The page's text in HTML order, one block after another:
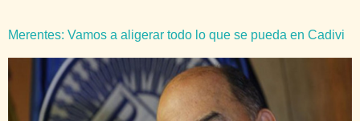
Merentes: Vamos a aligerar todo lo que se pueda en Cadivi